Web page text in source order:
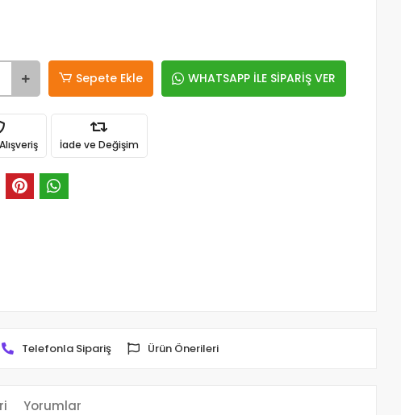
Sepete Ekle WHATSAPP İLE SİPARİŞ VER
İade ve Değişim
Telefonla Sipariş Ürün Önerileri
Yorumlar